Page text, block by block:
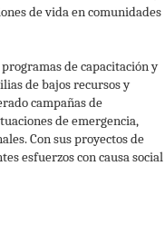
de vida en comunidades
de capacitación y
de bajos recursos y
campañas de
de emergencia,
Con sus proyectos de
esfuerzos con causa social